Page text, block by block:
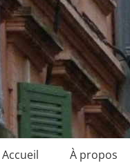
Accueil À propos